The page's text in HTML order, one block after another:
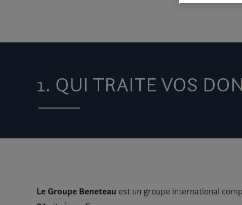
1. QUI TRAITE VOS
Le Groupe Beneteau est un groupe international